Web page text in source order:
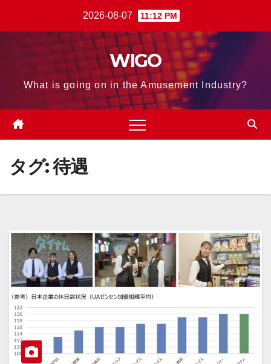
2026-08-07 11:12 PM
WIGO
What is going on in the Amusement Industry?
タグ:待遇